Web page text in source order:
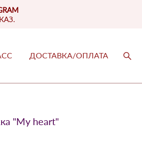
ДОСТАВКА/ОПЛАТА
"My heart"